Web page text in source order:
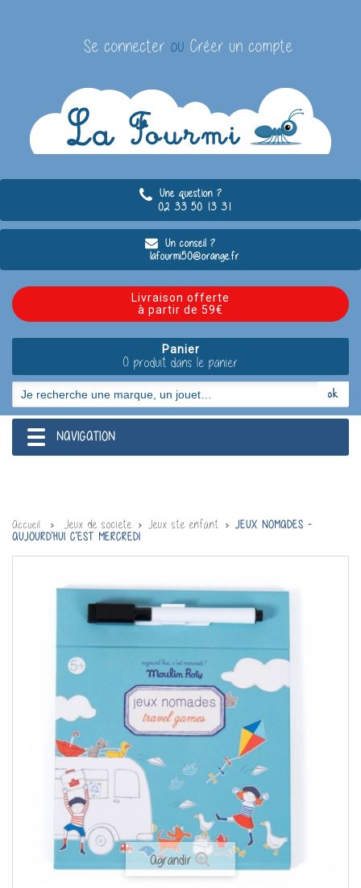
Se connecter ou Créer un compte
Une question ?
02 33 50 13 31
Un conseil ?
lafourmi50@orange.fr
Livraison offerte
à partir de 59€
Panier
0 produit dans le panier
navigation
NAVIGATION
Accueil Jeux de societe Jeux ste enfant
JEUX NOMADES -
AUJOURD'HUI C'EST MERCREDI
Agrandir